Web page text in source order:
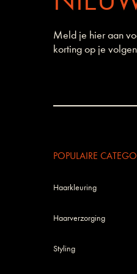
Meld je hier aan
korting op je
POPULAIRE
Haarkleuring
Haarverzorging
Styling